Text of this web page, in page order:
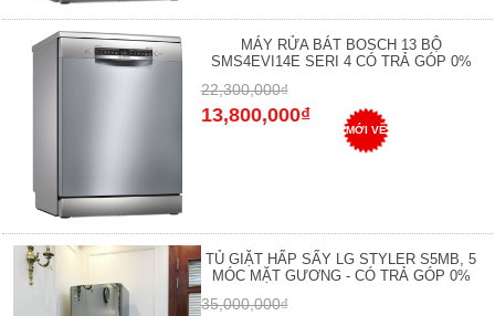
MÁY RỬA BÁT BOSCH 13 BỘ
SMS4EVI14E SERI 4 CÓ TRẢ GÓP 0%
22,300,000₫
13,800,000₫
MỚI VỀ
TỦ GIẶT HẤP SẤY LG STYLER S5MB, 5
MÓC MẶT GƯƠNG - CÓ TRẢ GÓP 0%
35,000,000₫